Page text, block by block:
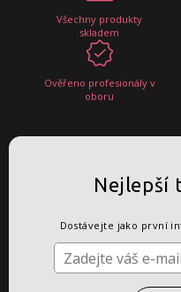
Všechny produkty
skladem
Ověřeno profesionály v
oboru
Nejlepší
Dostávejte jako první